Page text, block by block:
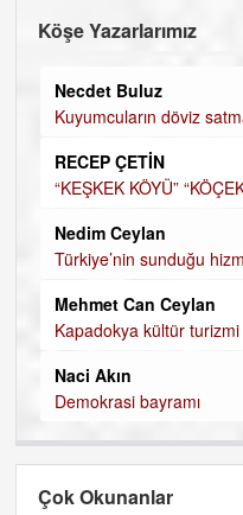
Köşe Yazarlarımız
Necdet Buluz
Kuyumcuların döviz
RECEP ÇETİN
“KEŞKEK KÖYÜ”
Nedim Ceylan
Türkiye’nin sunduğu
Mehmet Can Ceylan
Kapadokya kültür
Naci Akın
Demokrasi bayramı
Çok Okunanlar